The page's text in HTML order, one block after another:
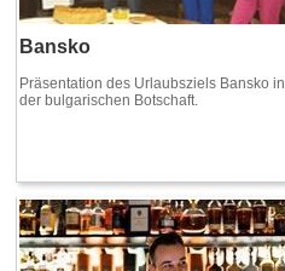
Bansko
Präsentation des Urlaubsziels Bansko in
der bulgarischen Botschaft.